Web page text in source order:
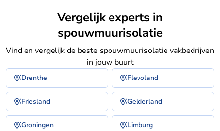
Vergelijk experts in
spouwmuurisolatie
Vind en vergelijk de beste spouwmuurisolatie vakbedrijven
in jouw buurt
Drenthe Flevoland
Friesland Gelderland
Groningen Limburg